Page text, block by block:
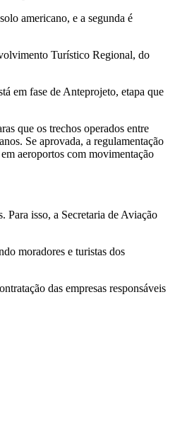
americano, e a segunda é
Turístico Regional, do
em fase de Anteprojeto, etapa que
que os trechos operados entre
Se aprovada, a regulamentação
aeroportos com movimentação
isso, a Secretaria de Aviação
moradores e turistas dos
das empresas responsáveis